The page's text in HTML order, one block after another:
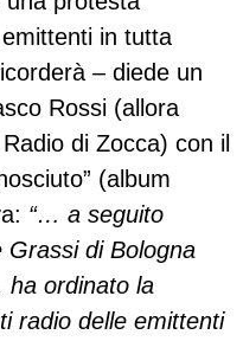
in tutta
– diede un
Rossi (allora
di Zocca) con il
(album
“… a seguito
Grassi di Bologna
ha ordinato la
radio delle emittenti